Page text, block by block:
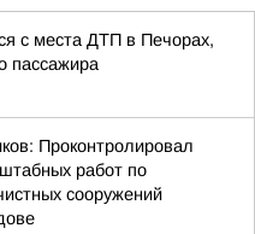
с места ДТП в Печорах,
пассажира
Проконтролировал
работ по
сооружений